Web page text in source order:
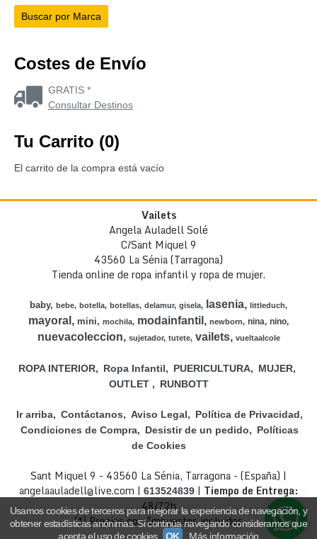
Costes de Envío
GRATIS *
Consultar Destinos
Tu Carrito (0)
El carrito de la compra está vacío
Vailets
Angela Auladell Solé
C/Sant Miquel 9
43560 La Sénia (Tarragona)
Tienda online de ropa infantil y ropa de mujer.
baby bebe botella botellas delamur gisela lasenia littleduch
mayoral mini mochila modainfantil newborn nina nino
nuevacoleccion sujetador tutete vailets vueltaalcole
ROPA INTERIOR Ropa Infantil PUERICULTURA
MUJER
OUTLET
RUNBOTT
Ir arriba Contáctanos Aviso Legal
Política de Privacidad
Condiciones de Compra
Desistir de un pedido
Políticas
de Cookies
Sant Miquel 9 - 43560 La Sénia, Tarragona - (España) |
angelaauladell@live.com | 613524839 | Tiempo de Entrega:
48/72h
(*) Precios con Impuestos incluidos
Usamos cookies de terceros para mejorar la experiencia de navegación, y
obtener estadísticas anónimas. Si continúa navegando consideramos que
acepta el uso de cookies.
OK Más información